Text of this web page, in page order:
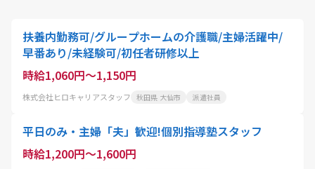
扶養内勤務可/グループホームの介護職/主婦活躍中/
早番あり/未経験可/初任者研修以上
時給1,060円～1,150円
株式会社ヒロキャリアスタッフ 秋田県 大仙市 派遣社員
平日のみ・主婦「夫」歓迎!個別指導塾スタッフ
時給1,200円～1,600円